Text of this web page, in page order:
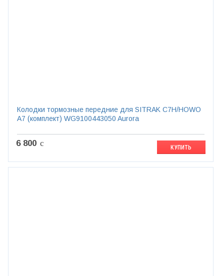
Колодки тормозные передние для SITRAK C7H/HOWO
A7 (комплект) WG9100443050 Aurora
6 800 c КУПИТЬ